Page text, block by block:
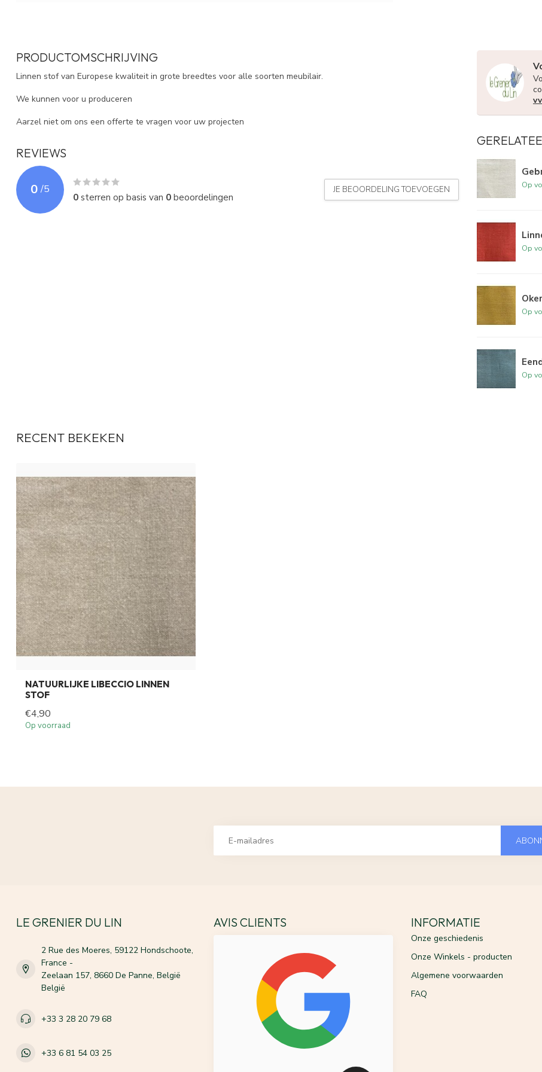
PRODUCTOMSCHRIJVING
Linnen stof van Europese kwaliteit in grote breedtes voor alle soorten meubilair.
We kunnen voor u produceren
Aarzel niet om ons een offerte te vragen voor uw projecten
REVIEWS
0 /5
0sterren op basis van 0beoordelingen
JE BEOORDELING TOEVOEGEN Op
Op
Op
Op
RECENT BEKEKEN
NATUURLIJKE LIBECCIO LINNEN
STOF
€4,90
Op voorraad
LE GRENIER DU LIN
2 Rue des Moeres, 59122 Hondschoote,
France -
Zeelaan 157, 8660 De Panne, België
België
+33 3 28 20 79 68
+33 6 81 54 03 25
AVIS CLIENTS INFORMATIE
Onze geschiedenis
Onze Winkels - producten
Algemene voorwaarden
FAQ